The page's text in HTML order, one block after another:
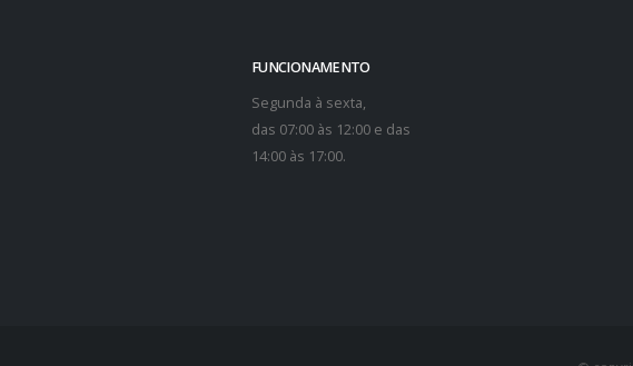
FUNCIONAMENTO
Segunda à sexta,
das 07:00 às 12:00 e das
14:00 às 17:00.